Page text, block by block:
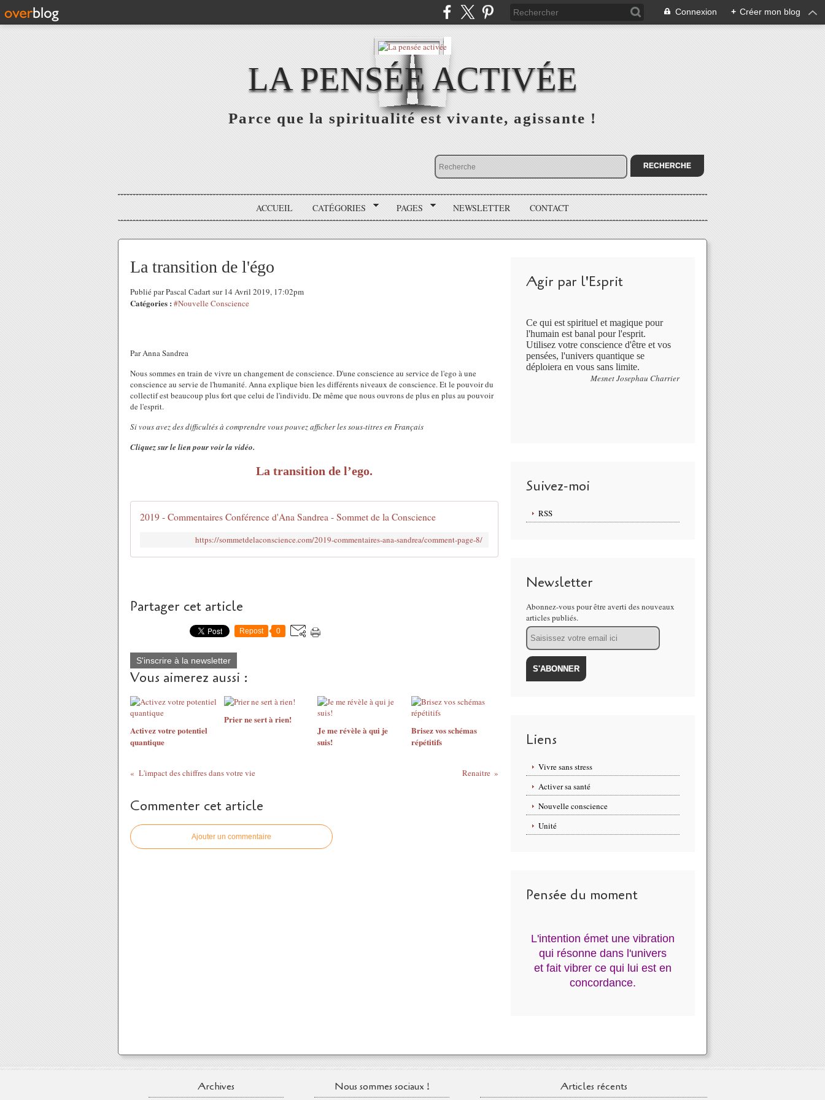
Connexion + Créer mon blog
LA PENSÉE ACTIVÉE
Parce que la spiritualité est vivante, agissante !
ACCUEIL CATÉGORIES PAGES NEWSLETTER CONTACT
La transition de l'égo
Publié par Pascal Cadart sur 14 Avril 2019, 17:02pm
Catégories : #Nouvelle Conscience
Par Anna Sandrea
Nous sommes en train de vivre un changement de conscience. D'une conscience au service de l'ego à une
conscience au servie de l'humanité. Anna explique bien les différents niveaux de conscience. Et le pouvoir du
collectif est beaucoup plus fort que celui de l'individu. De même que nous ouvrons de plus en plus au pouvoir
de l'esprit.
Si vous avez des difficultés à comprendre vous pouvez afficher les sous-titres en Français
Cliquez sur le lien pour voir la vidéo.
La transition de l’ego.
2019 - Commentaires Conférence d'Ana Sandrea - Sommet de la Conscience
https://sommetdelaconscience.com/2019-commentaires-ana-sandrea/comment-page-8/
Partager cet article
Repost 0
S'inscrire à la newsletter
Vous aimerez aussi :
Activez votre potentiel
quantique
Prier ne sert à rien!
Je me révèle à qui je
suis!
Brisez vos schémas
répétitifs
L'impact des chiffres dans votre vie Renaitre
Commenter cet article
Ajouter un commentaire
Agir par l'Esprit
Ce qui est spirituel et magique pour
l'humain est banal pour l'esprit.
Utilisez votre conscience d'être et vos
pensées, l'univers quantique se
déploiera en vous sans limite.
Mesnet Josephau Charrier
Suivez-moi
RSS
Newsletter
Abonnez-vous pour être averti des nouveaux
articles publiés.
Email
Liens
Vivre sans stress
Activer sa santé
Nouvelle conscience
Unité
Pensée du moment
L'intention émet une vibration
qui résonne dans l'univers
et fait vibrer ce qui lui est en
concordance.
Archives Nous sommes sociaux ! Articles récents